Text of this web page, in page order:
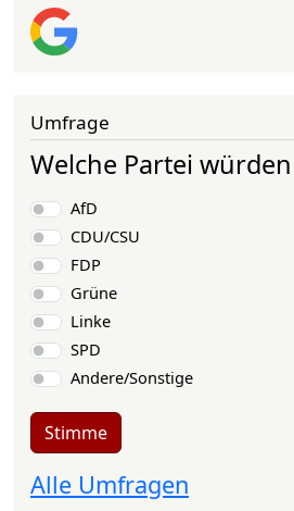
Umfrage
Welche Partei
Auswahlmöglichkeiten
AfD
CDU/CSU
FDP
Grüne
Linke
SPD
Andere/Sonstige
Stimme
Alle Umfragen